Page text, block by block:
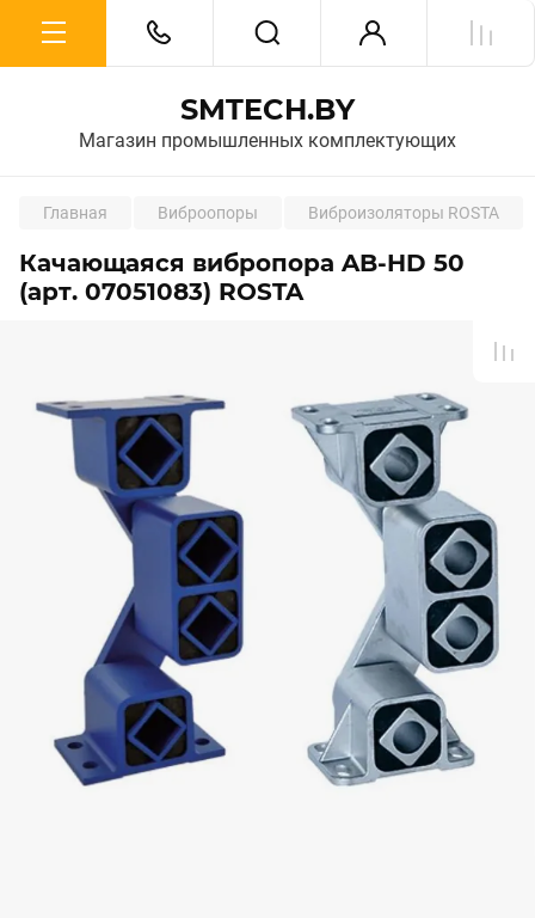
SMTECH.BY
Магазин промышленных комплектующих
Главная Виброопоры Виброизоляторы ROSTA
Качающаяся вибропора AB-HD 50
(арт. 07051083) ROSTA